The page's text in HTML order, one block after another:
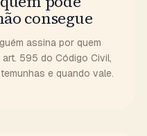
consegue
assina por quem
595 do Código Civil,
e quando vale.